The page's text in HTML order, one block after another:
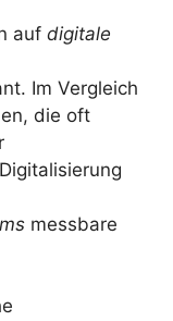
auf digitale
Im Vergleich
die oft
messbare